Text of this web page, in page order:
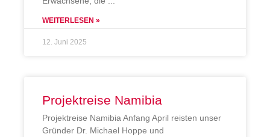
WEITERLESEN »
12. Juni 2025
Projektreise Namibia
Projektreise Namibia Anfang April reisten unser
Gründer Dr. Michael Hoppe und